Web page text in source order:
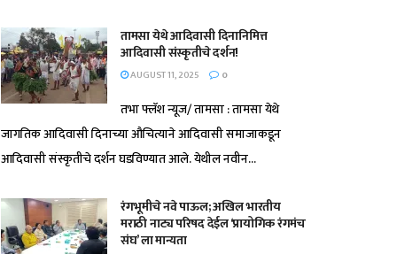
तामसा येथे आदिवासी दिनानिमित्त
आदिवासी संस्कृतीचे दर्शन!
AUGUST 11, 2025 0
तभा फ्लॅश न्यूज/ तामसा : तामसा येथे
जागतिक आदिवासी दिनाच्या औचित्याने आदिवासी समाजाकडून
आदिवासी संस्कृतीचे दर्शन घडविण्यात आले. येथील नवीन...
रंगभूमीचे नवे पाऊल; अखिल भारतीय
मराठी नाट्य परिषद देईल ‘प्रायोगिक रंगमंच
संघ’ ला मान्यता